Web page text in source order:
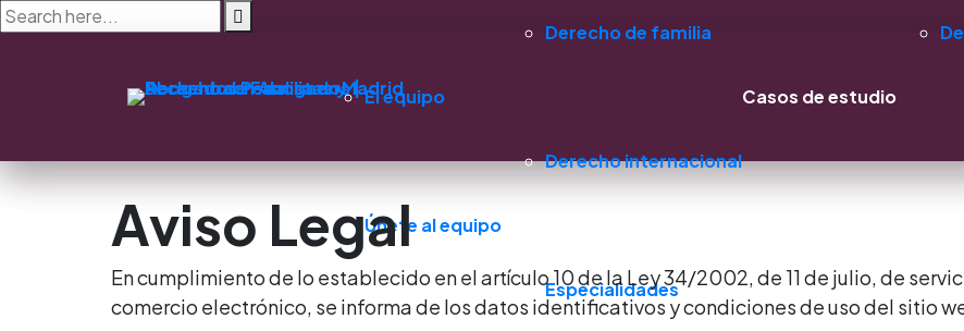
El equipo
Únete al equipo
Derecho de familia
Derecho internacional
Especialidades
Casos de estudio
Aviso Legal
En cumplimiento de lo establecido en el artículo 10 de la Ley 34/2002, de 11 de julio, de
comercio electrónico, se informa de los datos identificativos y condiciones de uso del sitio